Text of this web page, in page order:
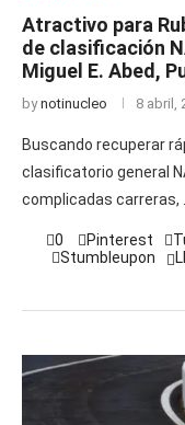
Atractivo para
de clasificación
Miguel E. Abed,
bynotinucleo 8 abril,
Buscando recuperar
clasificatorio general
complicadas carreras, …
0 Pinterest
Stumbleupon